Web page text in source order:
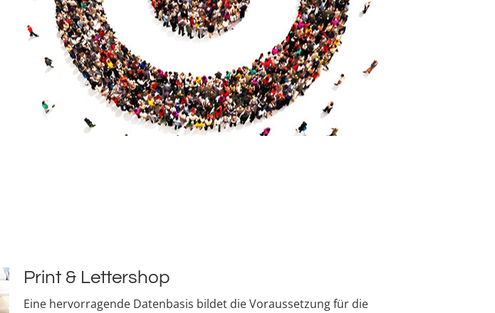
Print & Lettershop
Eine hervorragende Datenbasis bildet die Voraussetzung für die